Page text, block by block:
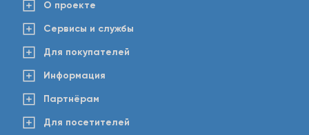
О проекте
Сервисы и службы
Для покупателей
Информация
Партнёрам
Для посетителей